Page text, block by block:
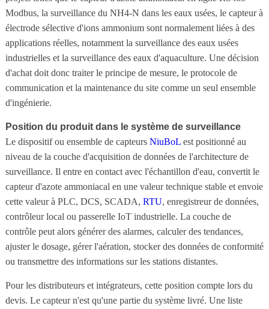
Modbus, la surveillance du NH4-N dans les eaux usées, le capteur à
électrode sélective d'ions ammonium sont normalement liées à des
applications réelles, notamment la surveillance des eaux usées
industrielles et la surveillance des eaux d'aquaculture. Une décision
d'achat doit donc traiter le principe de mesure, le protocole de
communication et la maintenance du site comme un seul ensemble
d'ingénierie.
Position du produit dans le système de surveillance
Le dispositif ou ensemble de capteurs NiuBoLest positionné au
niveau de la couche d'acquisition de données de l'architecture de
surveillance. Il entre en contact avec l'échantillon d'eau, convertit le
capteur d'azote ammoniacal en une valeur technique stable et envoie
cette valeur à PLC, DCS, SCADA, RTU, enregistreur de données,
contrôleur local ou passerelle IoT industrielle. La couche de
contrôle peut alors générer des alarmes, calculer des tendances,
ajuster le dosage, gérer l'aération, stocker des données de conformité
ou transmettre des informations sur les stations distantes.
Pour les distributeurs et intégrateurs, cette position compte lors du
devis. Le capteur n'est qu'une partie du système livré. Une liste